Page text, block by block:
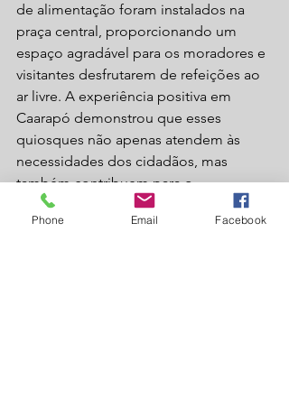
de alimentação foram instalados na
praça central, proporcionando um
espaço agradável para os moradores e
visitantes desfrutarem de refeições ao
ar livre. A experiência positiva em
Caarapó demonstrou que esses
quiosques não apenas atendem às
necessidades dos cidadãos, mas
também contribuem para o
desenvolvimento econômico local.
Phone Email Facebook